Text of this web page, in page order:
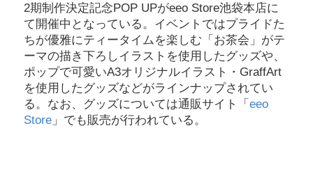
2期制作決定記念POP UPがeeo Store池袋本店に
て開催中となっている。イベントではプライドた
ちが優雅にティータイムを楽しむ「お茶会」がテ
ーマの描き下ろしイラストを使用したグッズや、
ポップで可愛いA3オリジナルイラスト・GraffArt
を使用したグッズなどがラインナップされてい
る。なお、グッズについては通販サイト「 eeo
Store 」でも販売が行われている。